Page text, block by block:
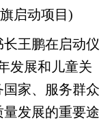
启动项目)
王鹏在启动仪
发展和儿童关
家、服务群众
发展的重要途